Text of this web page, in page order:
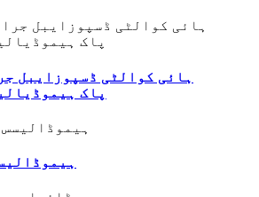
ہائی کوالٹی ڈسپوزایبل
پاک